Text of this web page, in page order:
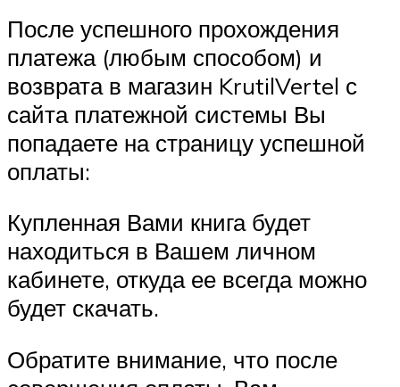
После успешного прохождения
платежа (любым способом) и
возврата в магазин KrutilVertel с
сайта платежной системы Вы
попадаете на страницу успешной
оплаты:
Купленная Вами книга будет
находиться в Вашем личном
кабинете, откуда ее всегда можно
будет скачать.
Обратите внимание, что после